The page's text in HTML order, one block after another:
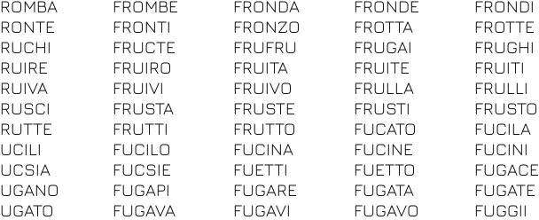
FROMBE FRONDA FRONDE FRONDI
FRONTI FRONZO FROTTA FROTTE
FRUCTE FRUFRU FRUGAI FRUGHI
FRUIRO FRUITA FRUITE FRUITI
FRUIVI FRUIVO FRULLA FRULLI
FRUSTA FRUSTE FRUSTI FRUSTO
FRUTTI FRUTTO FUCATO FUCILA
FUCILO FUCINA FUCINE FUCINI
FUCSIE FUETTI FUETTO FUGACE
FUGAPI FUGARE FUGATA FUGATE
FUGAVA FUGAVI FUGAVO FUGGII